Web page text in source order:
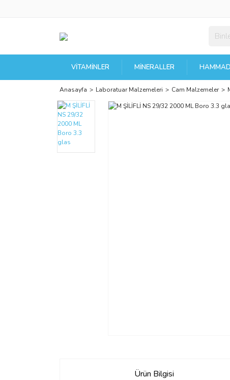
VITAMINLER MINERALLER
Anasayfa Laboratuar Malzemeleri Cam Malzemeler
Ürün Bilgisi